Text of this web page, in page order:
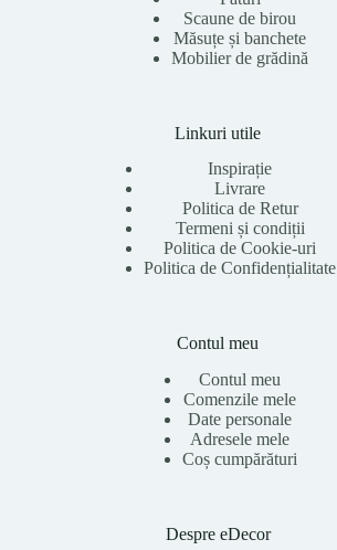
Scaune de birou
Măsuțe și banchete
Mobilier de grădină
Linkuri utile
Inspirație
Livrare
Politica de Retur
Termeni și condiții
Politica de Cookie-uri
Politica de Confidențialitate
Contul meu
Contul meu
Comenzile mele
Date personale
Adresele mele
Coș cumpărături
Despre eDecor